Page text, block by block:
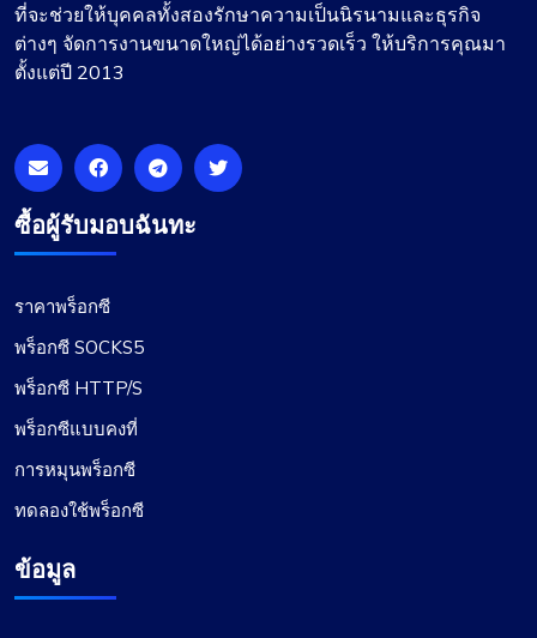
ที่จะช่วยให้บุคคลทั้งสองรักษาความเป็นนิรนามและธุรกิจ
ต่างๆ จัดการงานขนาดใหญ่ได้อย่างรวดเร็ว ให้บริการคุณมา
ตั้งแต่ปี 2013
ซื้อผู้รับมอบฉันทะ
ราคาพร็อกซี
พร็อกซี SOCKS5
พร็อกซี HTTP/S
พร็อกซีแบบคงที่
การหมุนพร็อกซี
ทดลองใช้พร็อกซี
ข้อมูล